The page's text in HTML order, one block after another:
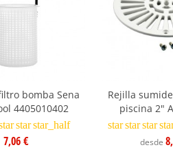
bomba Sena
4405010402
starstar_half
7,06 €
Rejilla
piscina 2"
starstarstar
desde